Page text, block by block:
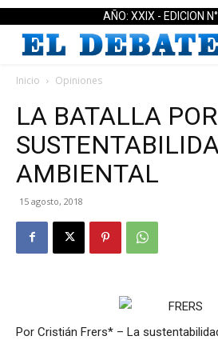
AÑO: XXIX - EDICION
Inicio Opiniones
LA BATALLA
AMBIENTAL
15 agosto, 2018
Por Cristián Frers* – La